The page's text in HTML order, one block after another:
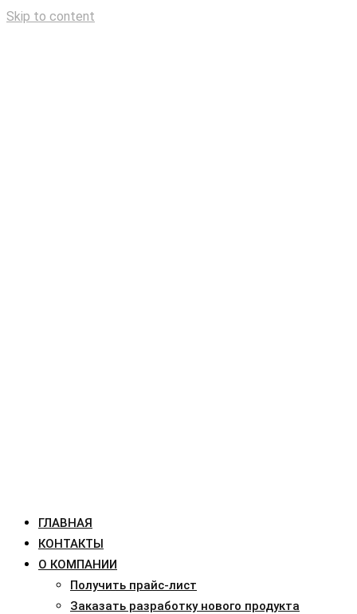
Skip to content
ГЛАВНАЯ
КОНТАКТЫ
О КОМПАНИИ
Получить прайс-лист
Заказать разработку нового продукта